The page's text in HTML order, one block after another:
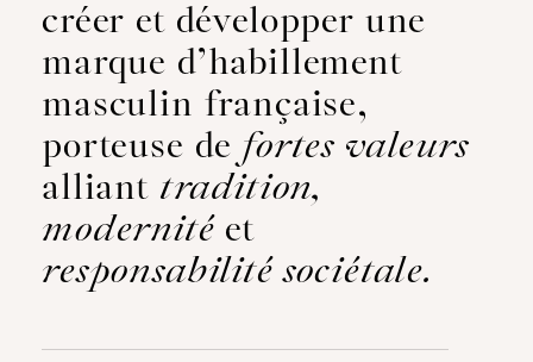
créer et développer une
marque d’habillement
masculin française,
porteuse de fortes valeurs
alliant tradition,
modernitéet
responsabilité sociétale.